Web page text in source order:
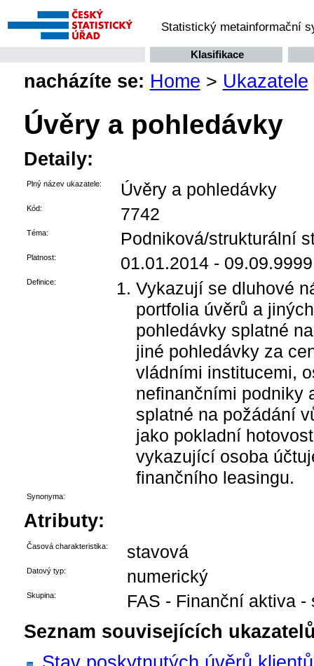
Statistický metainformační
Klasifikace
nacházíte se: Home > Ukazatele
Úvěry a pohledávky
Detaily:
Plný název ukazatele: Úvěry a pohledávky
Kód: 7742
Téma: Podniková/strukturální
Platnost: 01.01.2014 - 09.09.9999
Definice:
Vykazují se dluhové
portfolia úvěrů a
pohledávky splatné
jiné pohledávky za
vládními institucemi,
nefinančními podniky
splatné na požádání
jako pokladní
vykazující osoba
finančního leasingu.
Synonyma:
Atributy:
Časová charakteristika: stavová
Datový typ: numerický
Skupina: FAS - Finanční aktiva -
Seznam souvisejících